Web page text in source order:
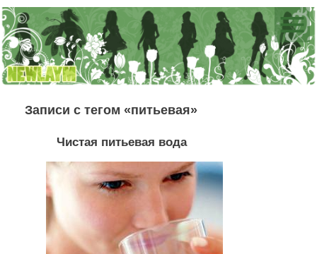
Записи с тегом «питьевая»
Чистая питьевая вода